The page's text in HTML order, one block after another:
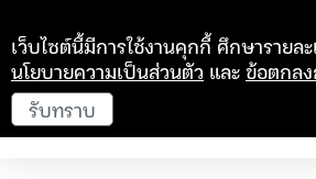
เว็บไซต์นี้มีการใช้งานคุกกี้ ศึกษารายล
นโยบายความเป็นส่วนตัว และข้อตกลง
รับทราบ